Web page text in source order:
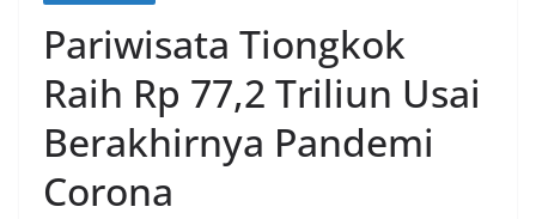
Pariwisata Tiongkok
Raih Rp 77,2 Triliun Usai
Berakhirnya Pandemi
Corona